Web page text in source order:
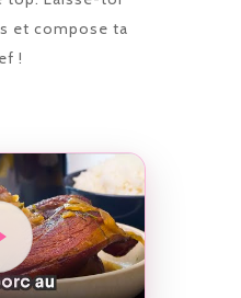
et compose ta
!